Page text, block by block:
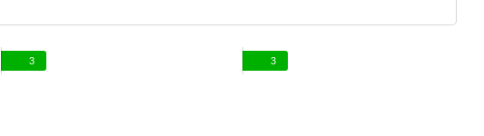
3 3